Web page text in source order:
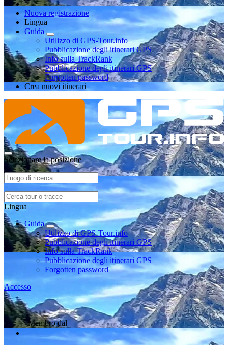
Nuova registrazione
Lingua
Guida
Utilizzo di GPS-Tour.info
Pubblicazione degli itinerari GPS
Info sulla TrackRank
Pubblicazione degli itinerari GPS
Forgotten password
Crea nuovi itinerari
Selezionare la posizione
Lingua
Guida
Utilizzo di GPS-Tour.info
Pubblicazione degli itinerari GPS
Info sulla TrackRank
Pubblicazione degli itinerari GPS
Forgotten password
Accesso
Membro dal